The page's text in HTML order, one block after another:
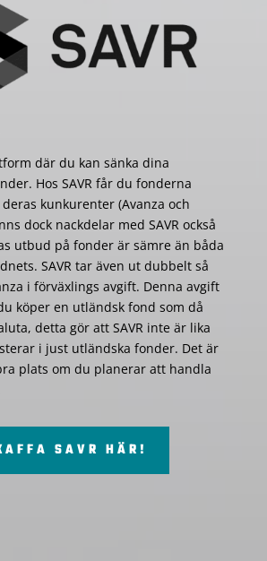
där du kan sänka dina
Hos SAVR får du fonderna
kunkurenter (Avanza och
dock nackdelar med SAVR också
utbud på fonder är sämre än båda
SAVR tar även ut dubbelt så
i förväxlings avgift. Denna avgift
köper en utländsk fond som då
detta gör att SAVR inte är lika
i just utländska fonder. Det är
plats om du planerar att handla
SAVR HÄR!